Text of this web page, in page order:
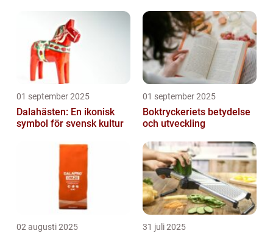
01 september 2025
Dalahästen: En ikonisk
symbol för svensk kultur
01 september 2025
Boktryckeriets betydelse
och utveckling
02 augusti 2025 31 juli 2025